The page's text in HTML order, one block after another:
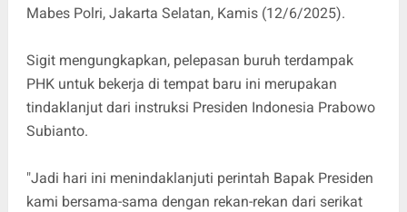
Mabes Polri, Jakarta Selatan, Kamis (12/6/2025).
Sigit mengungkapkan, pelepasan buruh terdampak
PHK untuk bekerja di tempat baru ini merupakan
tindaklanjut dari instruksi Presiden Indonesia Prabowo
Subianto.
"Jadi hari ini menindaklanjuti perintah Bapak Presiden
kami bersama-sama dengan rekan-rekan dari serikat